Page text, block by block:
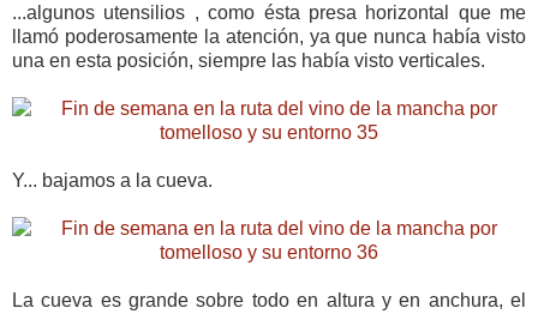
...algunos utensilios , como ésta presa horizontal que me
llamó poderosamente la atención, ya que nunca había visto
una en esta posición, siempre las había visto verticales.
Y... bajamos a la cueva.
La cueva es grande sobre todo en altura y en anchura, el